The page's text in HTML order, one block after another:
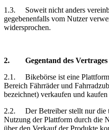
1.3.
Soweit nicht anders
gegebenenfalls vom Nutzer
widersprochen.
2. Gegentand des Vertrages
2.1.
Bikebörse ist eine
Bereich Fährräder und
bezeichnet) verkaufen und
2.2.
Der Betreiber stellt nur
Nutzung der Plattform durch die
über den Verkauf der Produkte